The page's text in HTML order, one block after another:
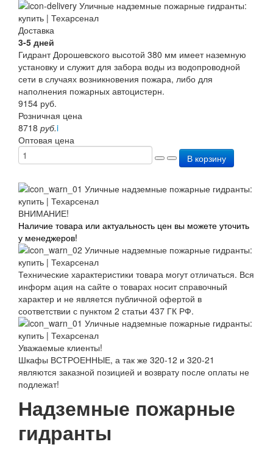
Доставка
3-5 дней
Гидрант Дорошевского высотой 380 мм имеет наземную
установку и служит для забора воды из водопроводной
сети в случаях возникновения пожара, либо для
наполнения пожарных автоцистерн.
9154 руб.
Розничная цена
8718 руб.i
Оптовая цена
В корзину
ВНИМАНИЕ!
Наличие товара или актуальность цен вы можете уточить
у менеджеров!
Технические характеристики товара могут отличаться. Вся
информ ация на сайте о товарах носит справочный
характер и не является публичной офертой в
соответствии с пунктом 2 статьи 437 ГК РФ.
Уважаемые клиенты!
Шкафы ВСТРОЕННЫЕ, а так же 320-12 и 320-21
являются заказной позицией и возврату после оплаты не
подлежат!
Надземные пожарные
гидранты